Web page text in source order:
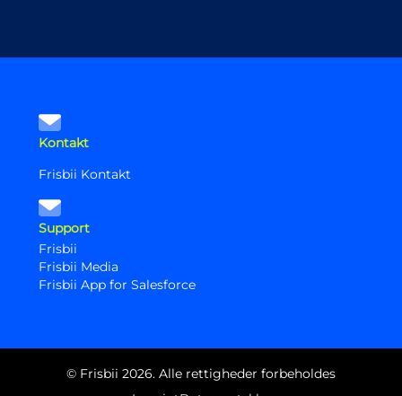
Kontakt
Frisbii Kontakt
Support
Frisbii
Frisbii Media
Frisbii App for Salesforce
© Frisbii 2026. Alle rettigheder forbeholdes